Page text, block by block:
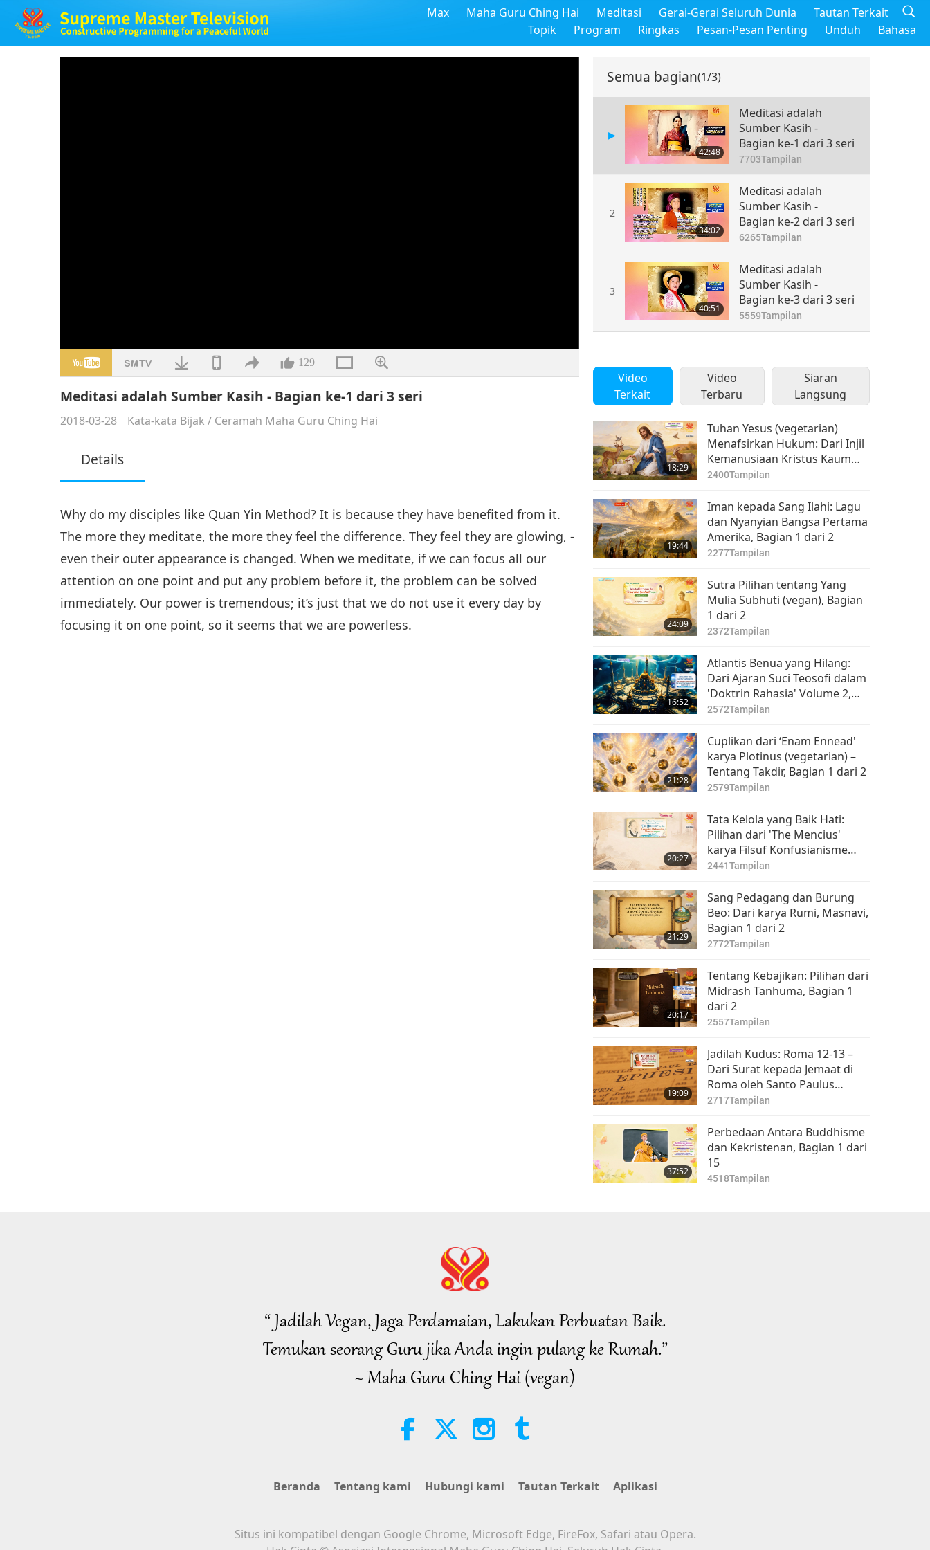
Max Maha Guru Ching Hai Meditasi Gerai-Gerai Seluruh Dunia
Tautan Terkait
Topik
Program Ringkas Pesan-Pesan Penting Unduh Bahasa
129
Meditasi adalah Sumber Kasih - Bagian ke-1 dari 3 seri
2018-03-28 Kata-kata Bijak / Ceramah Maha Guru Ching Hai
Details
Why do my disciples like Quan Yin Method? It is because they have benefited from it.
The more they meditate, the more they feel the difference. They feel they are glowing, -
even their outer appearance is changed. When we meditate, if we can focus all our
attention on one point and put any problem before it, the problem can be solved
immediately. Our power is tremendous; it’s just that we do not use it every day by
focusing it on one point, so it seems that we are powerless.
Semua bagian(1/3)
42:48
Meditasi adalah
Sumber Kasih -
Bagian ke-1 dari 3 seri
7703Tampilan
2
34:02
Meditasi adalah
Sumber Kasih -
Bagian ke-2 dari 3 seri
6265Tampilan
3
40:51
Meditasi adalah
Sumber Kasih -
Bagian ke-3 dari 3 seri
5559Tampilan
Video
Terkait
Video
Terbaru
Siaran
Langsung
18:29
Tuhan Yesus (vegetarian)
Menafsirkan Hukum: Dari Injil
Kemanusiaan Kristus Kaum
Eseni, Bagian 1 dari 2
2400Tampilan
19:44
Iman kepada Sang Ilahi: Lagu
dan Nyanyian Bangsa Pertama
Amerika, Bagian 1 dari 2
2277Tampilan
24:09
Sutra Pilihan tentang Yang
Mulia Subhuti (vegan), Bagian
1 dari 2
2372Tampilan
16:52
Atlantis Benua yang Hilang:
Dari Ajaran Suci Teosofi dalam
'Doktrin Rahasia' Volume 2,
Bagian 1 dari 2
2572Tampilan
21:28
Cuplikan dari ‘Enam Ennead'
karya Plotinus (vegetarian) –
Tentang Takdir, Bagian 1 dari 2
2579Tampilan
20:27
Tata Kelola yang Baik Hati:
Pilihan dari 'The Mencius'
karya Filsuf Konfusianisme
Mencius (vegan), Bagian 1 dari
2441Tampilan
21:29
Sang Pedagang dan Burung
Beo: Dari karya Rumi, Masnavi,
Bagian 1 dari 2
2772Tampilan
20:17
Tentang Kebajikan: Pilihan dari
Midrash Tanhuma, Bagian 1
dari 2
2557Tampilan
19:09
Jadilah Kudus: Roma 12-13 –
Dari Surat kepada Jemaat di
Roma oleh Santo Paulus
(vegetarian) dalam Alkitab
2717Tampilan
37:52
Perbedaan Antara Buddhisme
dan Kekristenan, Bagian 1 dari
15
4518Tampilan
“ Jadilah Vegan, Jaga Perdamaian, Lakukan Perbuatan Baik.
Temukan seorang Guru jika Anda ingin pulang ke Rumah.”
~ Maha Guru Ching Hai (vegan)
Beranda Tentang kami Hubungi kami Tautan Terkait Aplikasi
Situs ini kompatibel dengan Google Chrome, Microsoft Edge, FireFox, Safari atau Opera.